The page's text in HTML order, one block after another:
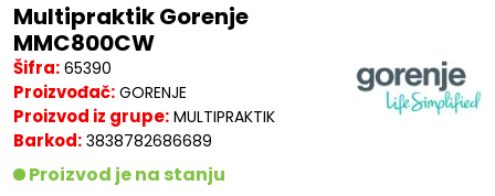
Multipraktik Gorenje
MMC800CW
Šifra: 65390
Proizvođač: GORENJE
Proizvod iz grupe: MULTIPRAKTIK
Barkod: 3838782686689
Proizvod je na stanju